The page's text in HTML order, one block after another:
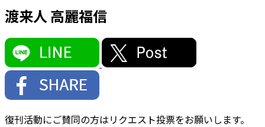
渡来人 高麗福信
復刊活動にご賛同の方はリクエスト投票をお願いします。